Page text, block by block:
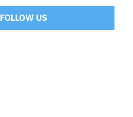
FOLLOW US